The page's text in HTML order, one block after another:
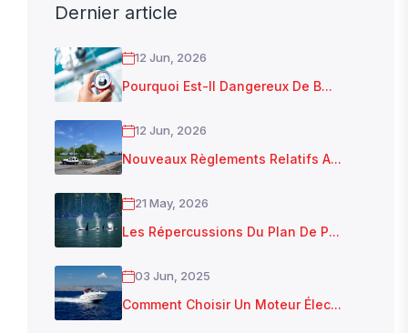
Dernier article
12 Jun, 2026
Pourquoi Est-Il Dangereux De B...
12 Jun, 2026
Nouveaux Règlements Relatifs A...
21 May, 2026
Les Répercussions Du Plan De P...
03 Jun, 2025
Comment Choisir Un Moteur Élec...